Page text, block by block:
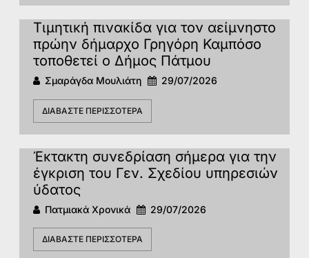
Τιμητική πινακίδα για τον αείμνηστο
πρώην δήμαρχο Γρηγόρη Καμπόσο
τοποθετεί ο Δήμος Πάτμου
Σμαράγδα Μουλιάτη 29/07/2026
ΔΙΑΒΆΣΤΕ ΠΕΡΙΣΣΌΤΕΡΑ
Έκτακτη συνεδρίαση σήμερα για την
έγκριση του Γεν. Σχεδίου υπηρεσιών
ύδατος
Πατμιακά Χρονικά 29/07/2026
ΔΙΑΒΆΣΤΕ ΠΕΡΙΣΣΌΤΕΡΑ